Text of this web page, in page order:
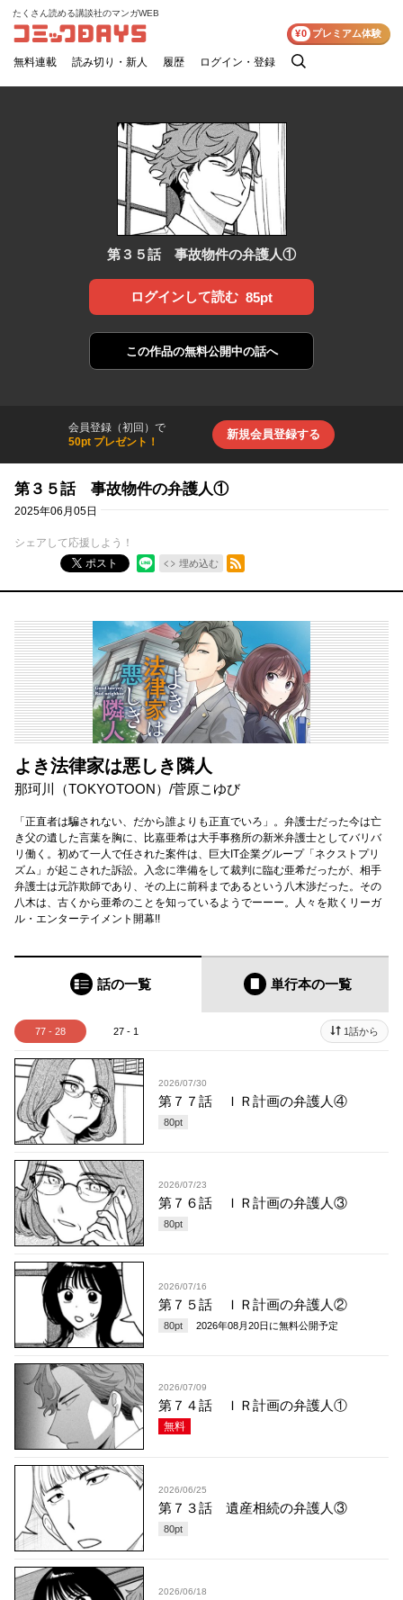
コミックDAYS
たくさん読める講談社のマンガWEB
無料連載 読み切り・新人 履歴 ログイン・登録
検
¥0 プレミアム体験
第３５話 事故物件の弁護人①
ログインして読む 85pt
この作品の無料公開中の話へ
会員登録（初回）で
50pt プレゼント！
新規会員登録する
第３５話 事故物件の弁護人①
2025年06月05日
シェアして応援しよう！
ポスト
埋め込む
RSSフィード
よき法律家は悪しき隣人
那珂川（TOKYOTOON） /菅原こゆび
「正直者は騙されない、だから誰よりも正直でいろ」。弁護士だった今は亡
き父の遺した言葉を胸に、比嘉亜希は大手事務所の新米弁護士としてバリバ
リ働く。初めて一人で任された案件は、巨大IT企業グループ「ネクストプリ
ズム」が起こされた訴訟。入念に準備をして裁判に臨む亜希だったが、相手
弁護士は元詐欺師であり、その上に前科まであるという八木渉だった。その
八木は、古くから亜希のことを知っているようでーーー。人々を欺くリーガ
ル・エンターテイメント開幕!!
話の一覧 単行本の一覧
77 - 28 27 - 1 1話から
2026/07/30
第７７話 ＩＲ計画の弁護人④
80pt
2026/07/23
第７６話 ＩＲ計画の弁護人③
80pt
2026/07/16
第７５話 ＩＲ計画の弁護人②
80pt 2026年08月20日 に無料公開予定
2026/07/09
第７４話 ＩＲ計画の弁護人①
無料
2026/06/25
第７３話 遺産相続の弁護人③
80pt
2026/06/18